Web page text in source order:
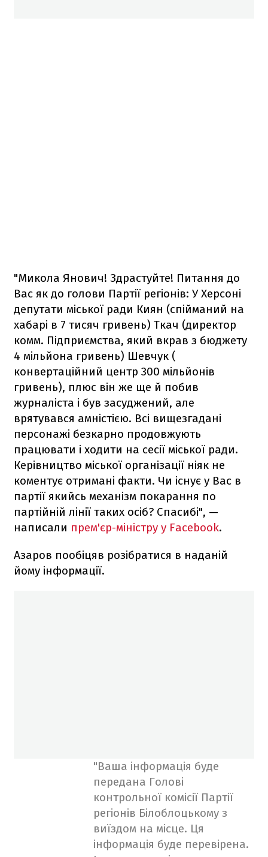
"Микола Янович! Здрастуйте! Питання до
Вас як до голови Партії регіонів: У Херсоні
депутати міської ради Киян (спійманий на
хабарі в 7 тисяч гривень) Ткач (директор
комм. Підприємства, який вкрав з бюджету
4 мільйона гривень) Шевчук (
конвертаційний центр 300 мільйонів
гривень), плюс він же ще й побив
журналіста і був засуджений, але
врятувався амністією. Всі вищезгадані
персонажі безкарно продовжують
працювати і ходити на сесії міської ради.
Керівництво міської організації ніяк не
коментує отримані факти. Чи існує у Вас в
партії якийсь механізм покарання по
партійній лінії таких осіб? Спасибі", —
написали прем'єр-міністру у Facebook.
Азаров пообіцяв розібратися в наданій
йому інформації.
"Ваша інформація буде
передана Голові
контрольної комісії Партії
регіонів Білоблоцькому з
виїздом на місце. Ця
інформація буде перевірена.